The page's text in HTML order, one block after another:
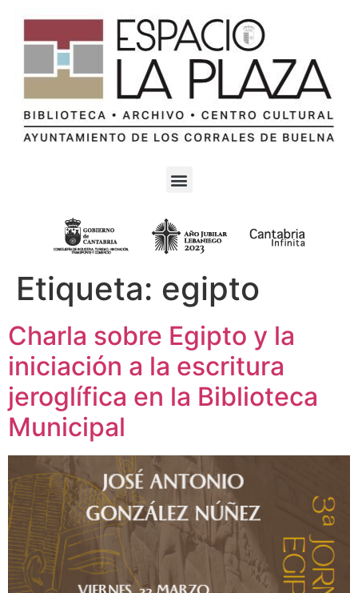
Etiqueta: egipto
Charla sobre Egipto y la
iniciación a la escritura
jeroglífica en la Biblioteca
Municipal